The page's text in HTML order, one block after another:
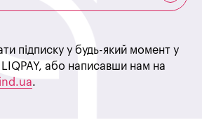
підписку у будь-який момент у
LIQPAY, або написавши нам на
.